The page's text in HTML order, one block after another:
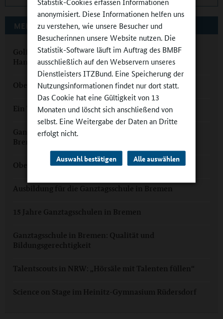
anonymisiert. Diese Informationen helfen uns
zu verstehen, wie unsere Besucher und
Besucherinnen unsere Website nutzen. Die
Statistik-Software läuft im Auftrag des BMBF
ausschließlich auf den Webservern unseres
Dienstleisters ITZBund. Eine Speicherung der
Nutzungsinformationen findet nur dort statt.
Das Cookie hat eine Gültigkeit von 13
Monaten und löscht sich anschließend von
selbst. Eine Weitergabe der Daten an Dritte
erfolgt nicht.
Auswahl bestätigen Alle auswählen
MEHR ZUM THEMA AUF GANZTAGSSCHULEN.ORG
Golfen in der Ganztagsschule: „Mit Handicap zum
Handicap“
Oberschule Findorff: "Prognosen übertreffen"
Ein Tag im Leben eines Schulleiters: Uwe Lütjen
Ganztag mit „The Flitzepfeil“ und Jugend forscht in
Bremerhaven
Oberschule an der Julius-Brecht-Allee in Bremen
Ausbildung für die Ganztagsschule in Bremen
15 Jahre Ganztagsschulen in Bremen
Ganztagsschule in Bremen: Qualität und
Bildungsgerechtigkeit
Talentscouts in NRW: „Hörsäle mit Talenten füllen“
Science on Stage im Heinitz-Gymnasium Rüdersdorf